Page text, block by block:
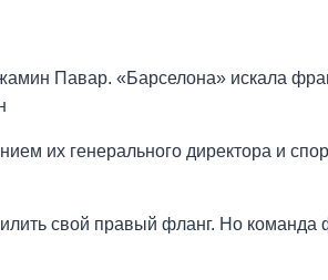
Павар. «Барселона» искала
их генерального директора и
свой правый фланг. Но команда